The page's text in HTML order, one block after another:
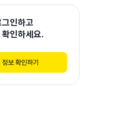
그인하고
확인하세요.
보 확인하기